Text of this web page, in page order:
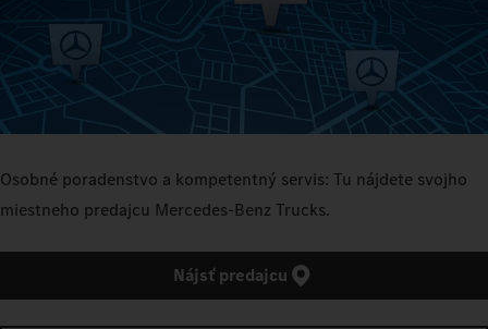
Osobné poradenstvo a kompetentný servis: Tu nájdete svojho
miestneho predajcu Mercedes‑Benz Trucks.
Nájsť predajcu